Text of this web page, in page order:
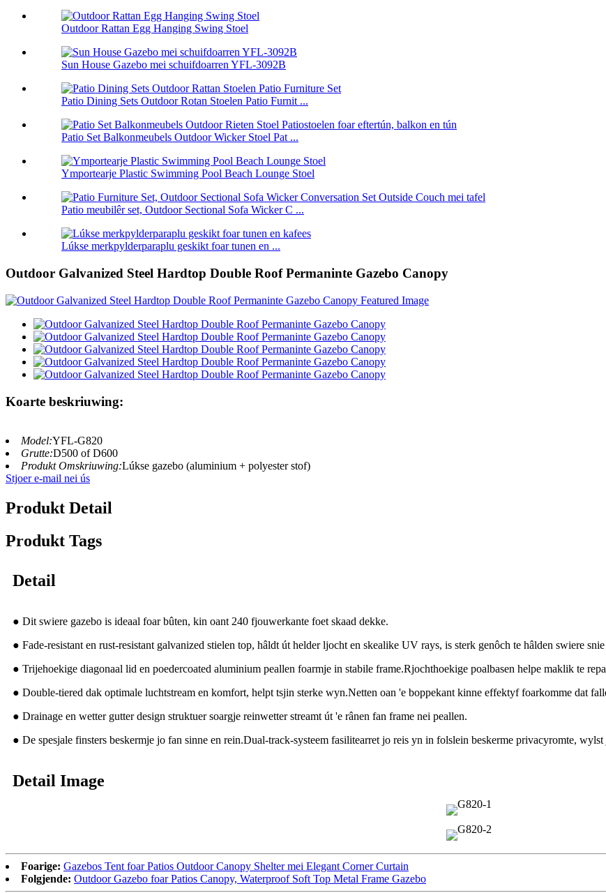
Outdoor Rattan Egg Hanging Swing Stoel
Sun House Gazebo mei schuifdoarren YFL-3092B
Patio Dining Sets Outdoor Rotan Stoelen Patio Furnit ...
Patio Set Balkonmeubels Outdoor Wicker Stoel Pat ...
Ymportearje Plastic Swimming Pool Beach Lounge Stoel
Patio meubilêr set, Outdoor Sectional Sofa Wicker C ...
Lúkse merkpylderparaplu geskikt foar tunen en ...
Outdoor Galvanized Steel Hardtop Double Roof Permaninte Gazebo Canopy
Koarte beskriuwing:
Model:YFL-G820
Grutte:D500 of D600
Produkt Omskriuwing:Lúkse gazebo (aluminium + polyester stof)
Stjoer e-mail nei ús
Produkt Detail
Produkt Tags
Detail
● Dit swiere gazebo is ideaal foar bûten, kin oant 240 fjouwerkante foet skaad dekke.
● Fade-resistant en rust-resistant galvanized stielen top, hâldt út helder ljocht en skealike UV rays, is sterk genôch te hâlden swiere
● Trijehoekige diagonaal lid en poedercoated aluminium peallen foarmje in stabile frame.Rjochthoekige poalbasen helpe maklik te
● Double-tiered dak optimale luchtstream en komfort, helpt tsjin sterke wyn.Netten oan 'e boppekant kinne effektyf foarkomme dat
● Drainage en wetter gutter design struktuer soargje reinwetter streamt út 'e rânen fan frame nei peallen.
● De spesjale finsters beskermje jo fan sinne en rein.Dual-track-systeem fasilitearret jo reis yn in folslein beskerme privacyromte,
Detail Image
Foarige: Gazebos Tent foar Patios Outdoor Canopy Shelter mei Elegant Corner Curtain
Folgjende: Outdoor Gazebo foar Patios Canopy, Waterproof Soft Top Metal Frame Gazebo